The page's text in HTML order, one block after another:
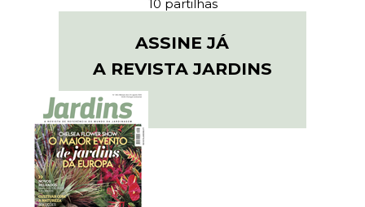
10 partilhas
ASSINE JÁ
A REVISTA JARDINS